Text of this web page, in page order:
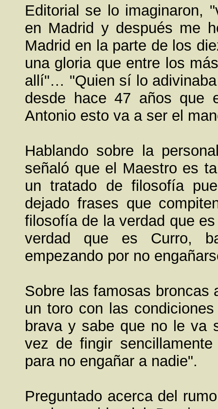
Editorial se lo imaginaron,
en Madrid y después me
Madrid en la parte de los
una gloria que entre los
allí"… "Quien sí lo
desde hace 47 años que
Antonio esto va a ser el
Hablando sobre la
señaló que el Maestro es
un tratado de filosofía
dejado frases que
filosofía de la verdad que
verdad que es Curro,
empezando por no
Sobre las famosas broncas
un toro con las
brava y sabe que no le va
vez de fingir
para no engañar a nadie".
Preguntado acerca del